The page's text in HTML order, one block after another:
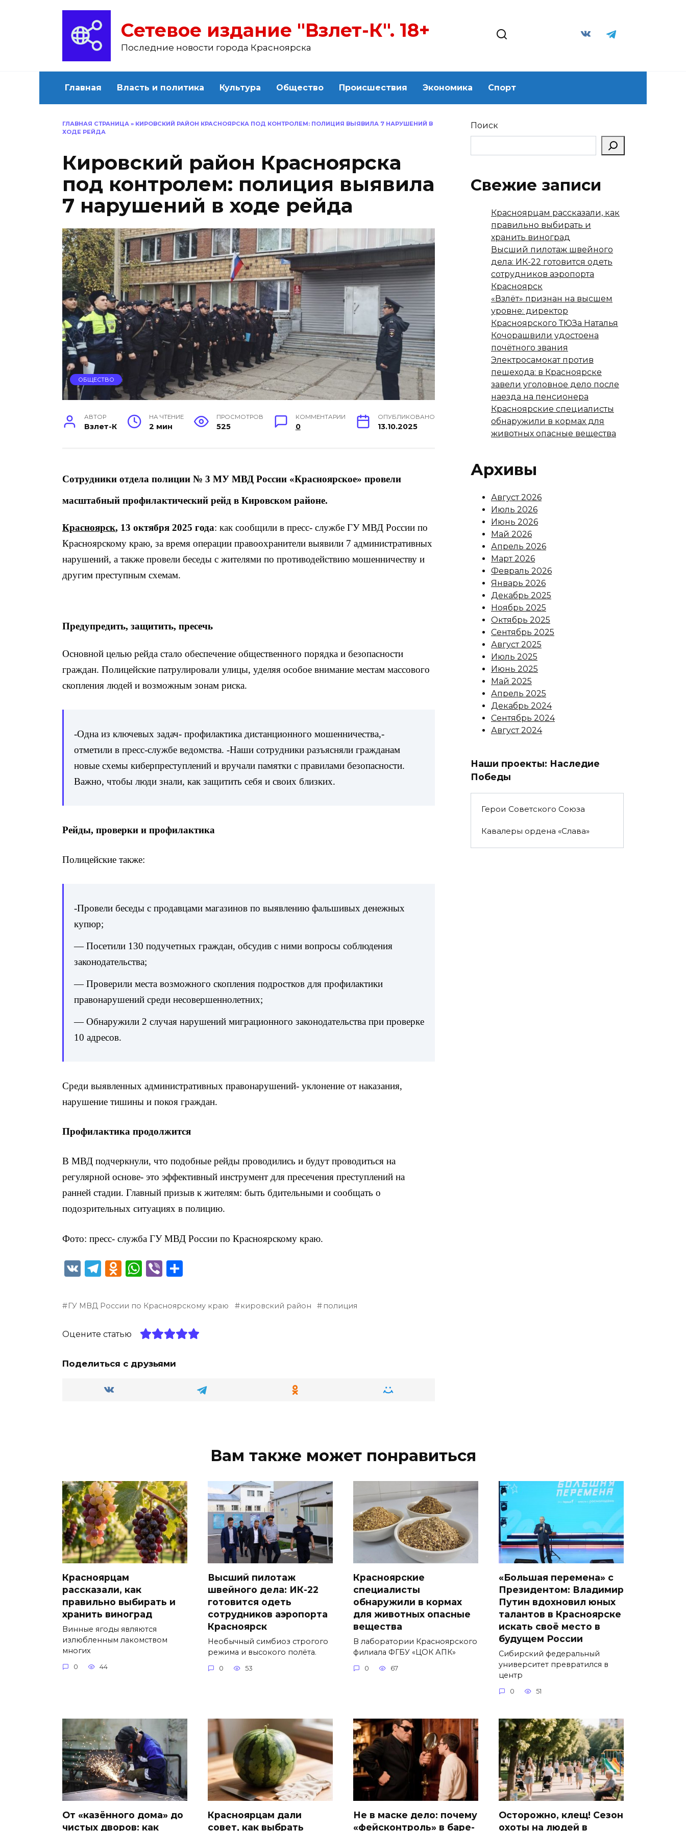
Сетевое издание "Взлет-К". 18+
Последние новости города Красноярска
Главная Власть и политика Культура Общество Происшествия Экономика Спорт
ГЛАВНАЯ СТРАНИЦА » КИРОВСКИЙ РАЙОН КРАСНОЯРСКА ПОД КОНТРОЛЕМ: ПОЛИЦИЯ ВЫЯВИЛА 7 НАРУШЕНИЙ В
ХОДЕ РЕЙДА
Кировский район Красноярска
под контролем: полиция выявила
7 нарушений в ходе рейда
ОБЩЕСТВО
АВТОР
Взлет-К
НА ЧТЕНИЕ
2 мин
ПРОСМОТРОВ
525
КОММЕНТАРИИ
0
ОПУБЛИКОВАНО
13.10.2025
Сотрудники отдела полиции № 3 МУ МВД России «Красноярское» провели
масштабный профилактический рейд в Кировском районе.
Красноярск, 13 октября 2025 года: как сообщили в пресс- службе ГУ МВД России по
Красноярскому краю, за время операции правоохранители выявили 7 административных
нарушений, а также провели беседы с жителями по противодействию мошенничеству и
другим преступным схемам.
Предупредить, защитить, пресечь
Основной целью рейда стало обеспечение общественного порядка и безопасности
граждан. Полицейские патрулировали улицы, уделяя особое внимание местам массового
скопления людей и возможным зонам риска.
-Одна из ключевых задач- профилактика дистанционного мошенничества,-
отметили в пресс-службе ведомства. -Наши сотрудники разъясняли гражданам
новые схемы киберпреступлений и вручали памятки с правилами безопасности.
Важно, чтобы люди знали, как защитить себя и своих близких.
Рейды, проверки и профилактика
Полицейские также:
-Провели беседы с продавцами магазинов по выявлению фальшивых денежных
купюр;
— Посетили 130 подучетных граждан, обсудив с ними вопросы соблюдения
законодательства;
— Проверили места возможного скопления подростков для профилактики
правонарушений среди несовершеннолетних;
— Обнаружили 2 случая нарушений миграционного законодательства при проверке
10 адресов.
Среди выявленных административных правонарушений- уклонение от наказания,
нарушение тишины и покоя граждан.
Профилактика продолжится
В МВД подчеркнули, что подобные рейды проводились и будут проводиться на
регулярной основе- это эффективный инструмент для пресечения преступлений на
ранней стадии. Главный призыв к жителям: быть бдительными и сообщать о
подозрительных ситуациях в полицию.
Фото: пресс- служба ГУ МВД России по Красноярскому краю.
V
T
e
ra
O
n
kl
ss
W
a
A
p
Vi
er п
а
ГУ МВД России по Красноярскому краю кировский район полиция
Оцените статью
Поделиться с друзьями
Поиск
Свежие записи
Красноярцам рассказали, как
правильно выбирать и
хранить виноград
Высший пилотаж швейного
дела: ИК-22 готовится одеть
сотрудников аэропорта
Красноярск
«Взлёт» признан на высшем
уровне: директор
Красноярского ТЮЗа Наталья
Кочорашвили удостоена
почётного звания
Электросамокат против
пешехода: в Красноярске
завели уголовное дело после
наезда на пенсионера
Красноярские специалисты
обнаружили в кормах для
животных опасные вещества
Архивы
Август 2026
Июль 2026
Июнь 2026
Май 2026
Апрель 2026
Март 2026
Февраль 2026
Январь 2026
Декабрь 2025
Ноябрь 2025
Октябрь 2025
Сентябрь 2025
Август 2025
Июль 2025
Июнь 2025
Май 2025
Апрель 2025
Декабрь 2024
Сентябрь 2024
Август 2024
Наши проекты: Наследие
Победы
Герои Советского Союза
Кавалеры ордена «Слава»
Вам также может понравиться
Красноярцам
рассказали, как
правильно выбирать и
хранить виноград
Винные ягоды являются
излюбленным лакомством
многих
0 44
Высший пилотаж
швейного дела: ИК-22
готовится одеть
сотрудников аэропорта
Красноярск
Необычный симбиоз строгого
режима и высокого полёта.
0 53
Красноярские
специалисты
обнаружили в кормах
для животных опасные
вещества
В лаборатории Красноярского
филиала ФГБУ «ЦОК АПК»
0 67
«Большая перемена» с
Президентом: Владимир
Путин вдохновил юных
талантов в Красноярске
искать своё место в
будущем России
Сибирский федеральный
университет превратился в
центр
0 51
От «казённого дома» до
чистых дворов: как
Красноярцам дали
совет, как выбрать
Не в маске дело: почему
«фейсконтроль» в баре-
Осторожно, клещ! Сезон
охоты на людей в